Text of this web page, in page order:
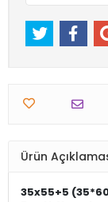
Ürün
35x55+5